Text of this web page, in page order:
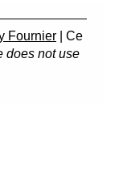
Fournier | Ce
does not use